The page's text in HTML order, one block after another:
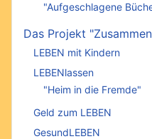
"Aufgeschlagene
Das Projekt
LEBEN mit Kindern
LEBENlassen
"Heim in die Fremde"
Geld zum LEBEN
GesundLEBEN